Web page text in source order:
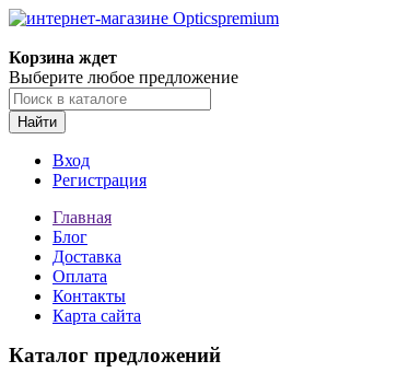
Корзина ждет
Выберите любое предложение
Найти
Вход
Регистрация
Главная
Блог
Доставка
Оплата
Контакты
Карта сайта
Каталог предложений